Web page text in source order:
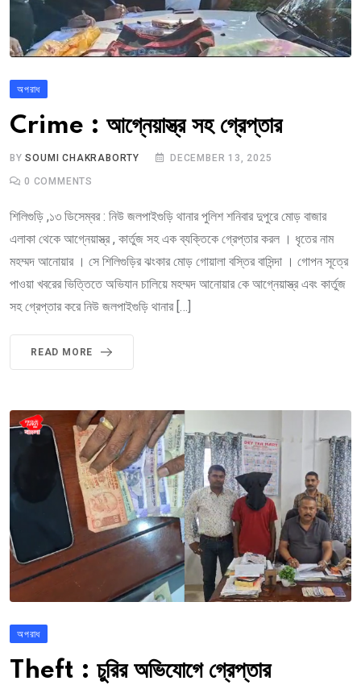
অপরাধ
Crime : আগ্নেয়াস্ত্র সহ গ্রেপ্তার
BYSOUMI CHAKRABORTY DECEMBER 13, 2025
0 COMMENTS
শিলিগুড়ি ,১৩ ডিসেম্বর : নিউ জলপাইগুড়ি থানার পুলিশ শনিবার দুপুরে মোড় বাজার
এলাকা থেকে আগ্নেয়াস্ত্র , কার্তুজ সহ এক ব্যক্তিকে গ্রেপ্তার করল । ধৃতের নাম
মহম্মদ আনোয়ার । সে শিলিগুড়ির ঝংকার মোড় গোয়ালা বস্তির বাসিন্দা । গোপন সূত্রে
পাওয়া খবরের ভিত্তিতে অভিযান চালিয়ে মহম্মদ আনোয়ার কে আগ্নেয়াস্ত্র এবং কার্তুজ
সহ গ্রেপ্তার করে নিউ জলপাইগুড়ি থানার […]
READ MORE
অপরাধ
Theft : চুরির অভিযোগে গ্রেপ্তার